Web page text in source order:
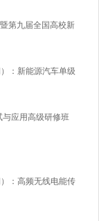
第九届全国高校新
：新能源汽车单级
应用高级研修班
：高频无线电能传